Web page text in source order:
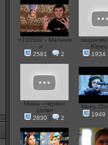
+100500 - Мальчик
и ...
2581 | 2
Юрец
1934|
Мама - первое
слово
2830 | 2
Merry
1949